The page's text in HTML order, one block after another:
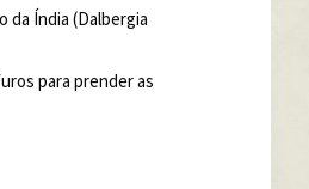
da Índia (Dalbergia
para prender as